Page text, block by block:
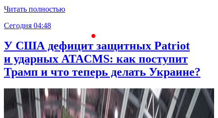
Читать полностью
Сегодня 04:48
У США дефицит защитных Patriot
и ударных ATACMS: как поступит
Трамп и что теперь делать Украине?